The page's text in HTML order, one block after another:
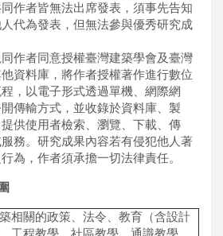
作者皆無法出席發表，須事先告知
代為發表，但無法參與優秀研究成
作者同意授權臺灣建築學會及臺灣
資料庫，將作者授權著作進行數位
，以電子形式透過單機、網際網
傳輸方式，並收錄於資料庫、製
供使用者檢索、瀏覽、下載、傳
務。研究成果內容若有侵犯他人著
為，作者須承擔一切法律責任。
相關的政策、法令、教育（含設計